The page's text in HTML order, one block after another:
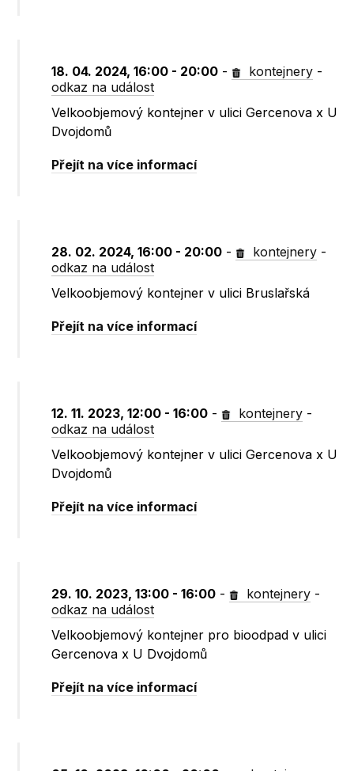
18. 04. 2024, 16:00 - 20:00 - kontejnery -
odkaz na událost
Velkoobjemový kontejner v ulici Gercenova x U
Dvojdomů
Přejít na více informací
28. 02. 2024, 16:00 - 20:00 - kontejnery -
odkaz na událost
Velkoobjemový kontejner v ulici Bruslařská
Přejít na více informací
12. 11. 2023, 12:00 - 16:00 - kontejnery -
odkaz na událost
Velkoobjemový kontejner v ulici Gercenova x U
Dvojdomů
Přejít na více informací
29. 10. 2023, 13:00 - 16:00 - kontejnery -
odkaz na událost
Velkoobjemový kontejner pro bioodpad v ulici
Gercenova x U Dvojdomů
Přejít na více informací